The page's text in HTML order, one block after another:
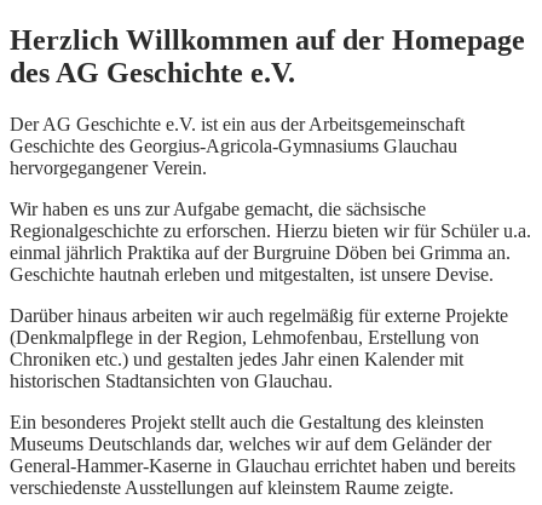
Herzlich Willkommen auf der Homepage
des AG Geschichte e.V.
Der AG Geschichte e.V. ist ein aus der Arbeitsgemeinschaft
Geschichte des Georgius-Agricola-Gymnasiums Glauchau
hervorgegangener Verein.
Wir haben es uns zur Aufgabe gemacht, die sächsische
Regionalgeschichte zu erforschen. Hierzu bieten wir für Schüler u.a.
einmal jährlich Praktika auf der Burgruine Döben bei Grimma an.
Geschichte hautnah erleben und mitgestalten, ist unsere Devise.
Darüber hinaus arbeiten wir auch regelmäßig für externe Projekte
(Denkmalpflege in der Region, Lehmofenbau, Erstellung von
Chroniken etc.) und gestalten jedes Jahr einen Kalender mit
historischen Stadtansichten von Glauchau.
Ein besonderes Projekt stellt auch die Gestaltung des kleinsten
Museums Deutschlands dar, welches wir auf dem Geländer der
General-Hammer-Kaserne in Glauchau errichtet haben und bereits
verschiedenste Ausstellungen auf kleinstem Raume zeigte.